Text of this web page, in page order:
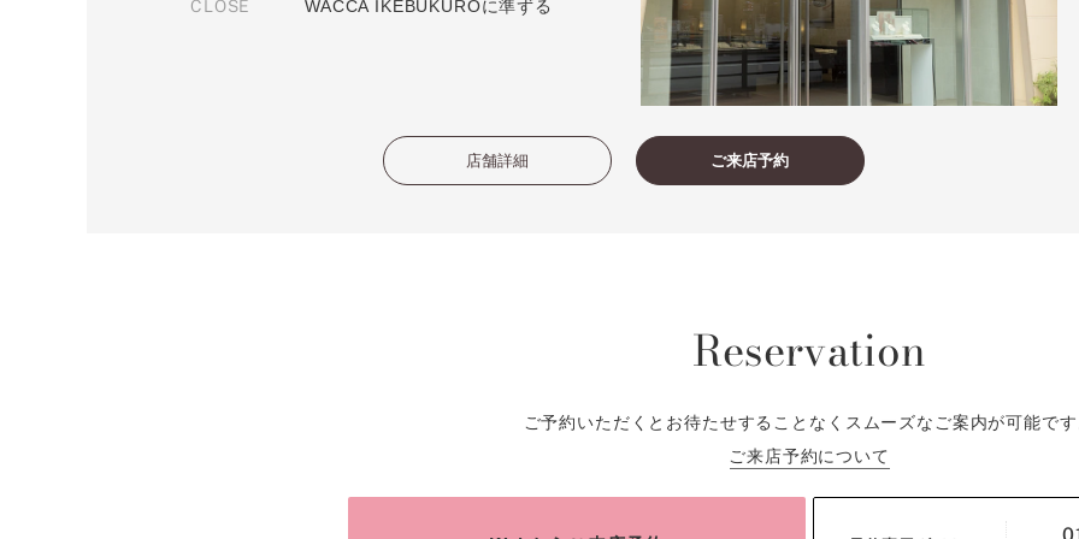
CLOSE WACCA IKEBUKUROに準ずる
店舗詳細 ご来店予約
Reservation
ご予約いただくとお待たせすることなくスムーズなご案内が可能です
ご来店予約について